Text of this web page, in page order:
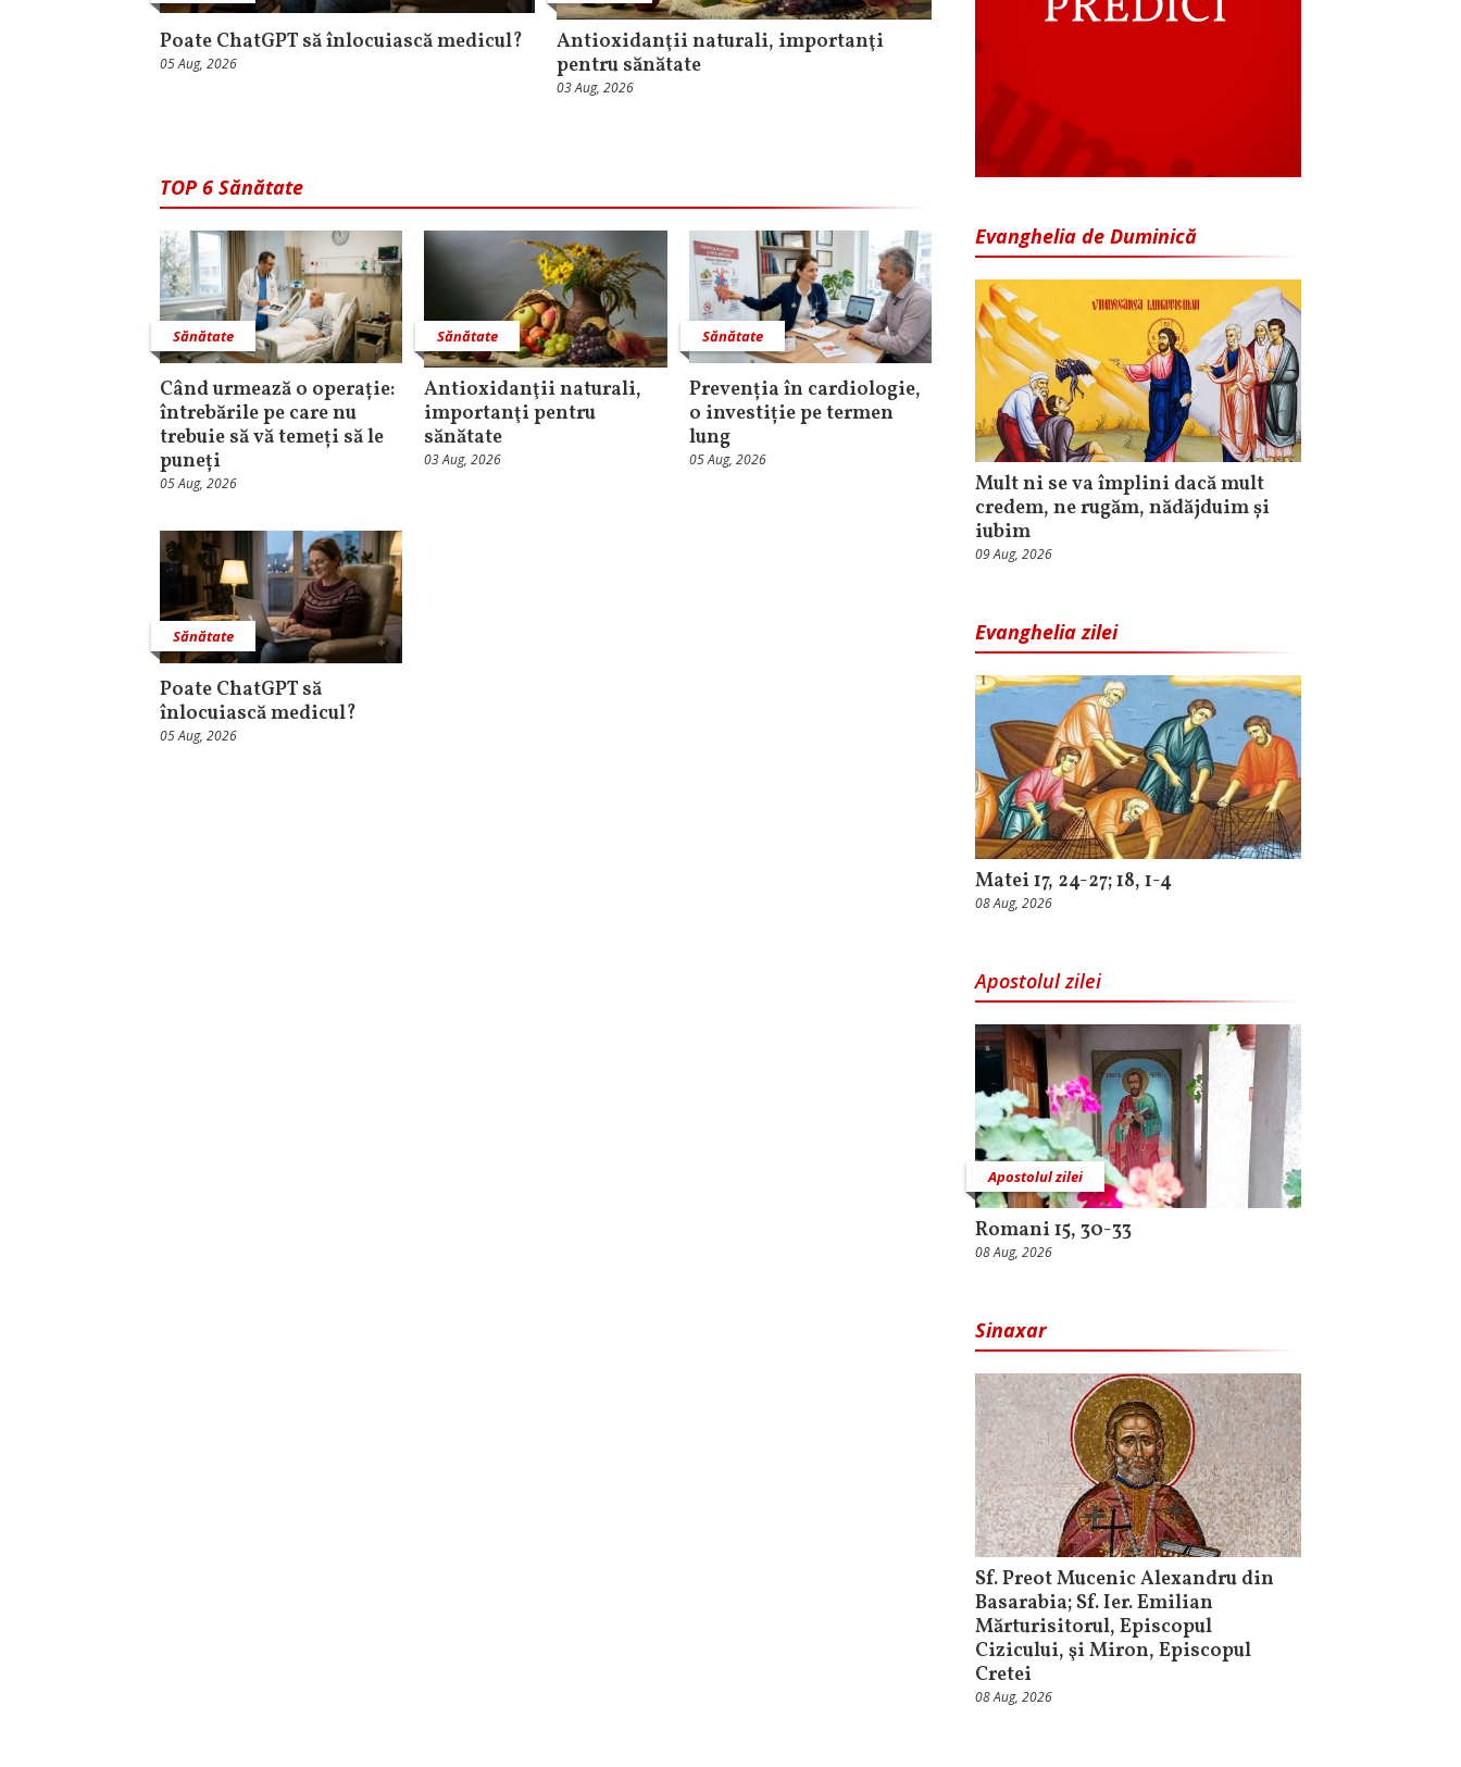
Poate ChatGPT să înlocuiască medicul?
05 Aug, 2026
Antioxidanţii naturali, importanţi
pentru sănătate
03 Aug, 2026
TOP 6 Sănătate
Sănătate
Când urmează o operație:
întrebările pe care nu
trebuie să vă temeți să le
puneți
05 Aug, 2026
Sănătate
Antioxidanţii naturali,
importanţi pentru
sănătate
03 Aug, 2026
Sănătate
Prevenția în cardiologie,
o investiție pe termen
lung
05 Aug, 2026
Sănătate
Poate ChatGPT să
înlocuiască medicul?
05 Aug, 2026
Evanghelia de Duminică
Mult ni se va împlini dacă mult
credem, ne rugăm, nădăjduim și
iubim
09 Aug, 2026
Evanghelia zilei
Matei 17, 24-27; 18, 1-4
08 Aug, 2026
Apostolul zilei
Apostolul zilei
Romani 15, 30-33
08 Aug, 2026
Sinaxar
Sf. Preot Mucenic Alexandru din
Basarabia; Sf. Ier. Emilian
Mărturisitorul, Episcopul
Cizicului, şi Miron, Episcopul
Cretei
08 Aug, 2026